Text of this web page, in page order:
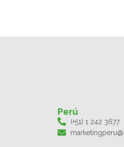
Perú
(+51) 1 242 3677